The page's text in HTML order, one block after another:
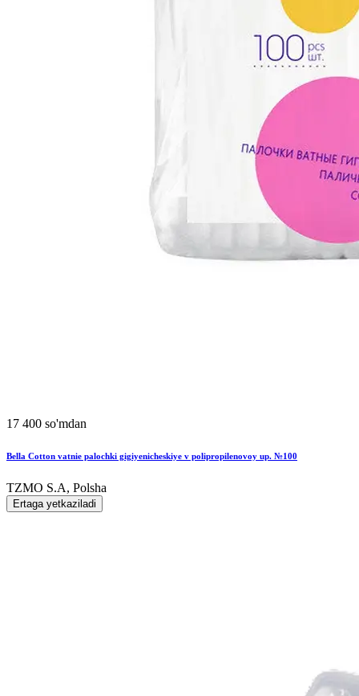
17 400 so'mdan
Bella Cotton vatnie palochki gigiyenicheskiye v polipropilenovoy up. №100
TZMO S.A, Polsha
Ertaga yetkaziladi